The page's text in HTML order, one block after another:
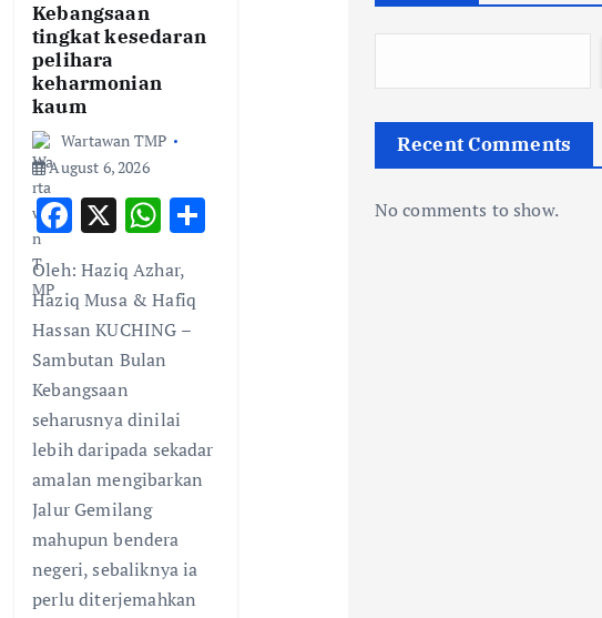
Kebangsaan
tingkat kesedaran
pelihara
keharmonian
kaum
Wartawan TMP
August 6, 2026
F
e
b
o
o
k
X W
at
s
A
p
Oleh: Haziq Azhar,
Haziq Musa & Hafiq
Hassan KUCHING –
Sambutan Bulan
Kebangsaan
seharusnya dinilai
lebih daripada sekadar
amalan mengibarkan
Jalur Gemilang
mahupun bendera
negeri, sebaliknya ia
perlu diterjemahkan
Recent Comments
No comments to show.